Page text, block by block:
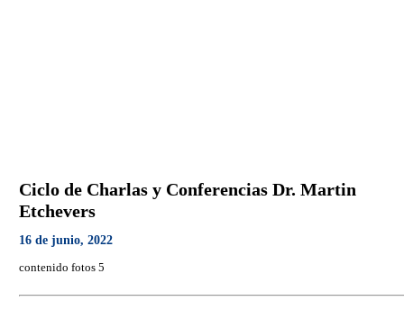
Ciclo de Charlas y Conferencias Dr. Martin
Etchevers
16 de junio, 2022
contenido fotos 5